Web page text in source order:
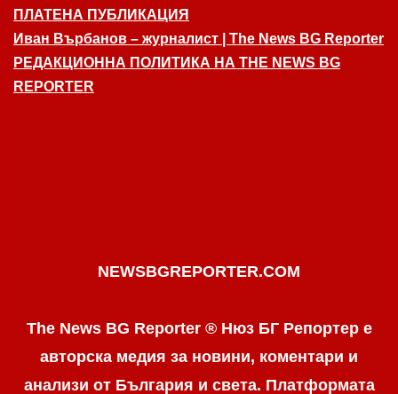
ПЛАТЕНА ПУБЛИКАЦИЯ
Иван Върбанов – журналист | The News BG Reporter
РЕДАКЦИОННА ПОЛИТИКА НА THE NEWS BG
REPORTER
NEWSBGREPORTER.COM
The News BG Reporter ® Нюз БГ Репортер е
авторска медия за новини, коментари и
анализи от България и света. Платформата